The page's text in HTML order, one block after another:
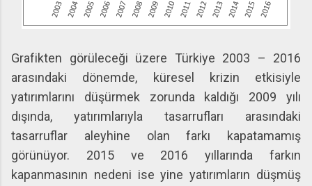
Grafikten görüleceği üzere Türkiye 2003 – 2016
arasındaki dönemde, küresel krizin etkisiyle
yatırımlarını düşürmek zorunda kaldığı 2009 yılı
dışında, yatırımlarıyla tasarrufları arasındaki
tasarruflar aleyhine olan farkı kapatamamış
görünüyor. 2015 ve 2016 yıllarında farkın
kapanmasının nedeni ise yine yatırımların düşmüş